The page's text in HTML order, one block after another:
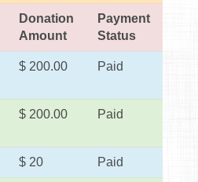
Donation
Amount
Payment
Status
$ 200.00 Paid
$ 200.00 Paid
$ 20 Paid